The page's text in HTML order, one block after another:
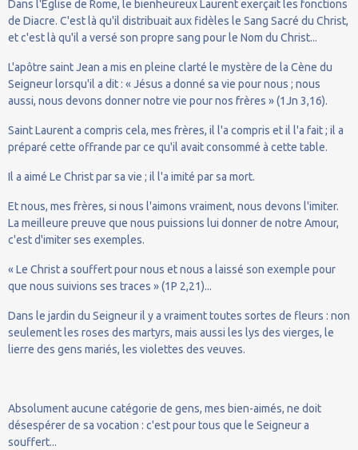
Dans l'Église de Rome, le bienheureux Laurent exerçait les fonctions
de Diacre. C'est là qu'il distribuait aux fidèles le Sang Sacré du Christ,
et c'est là qu'il a versé son propre sang pour le Nom du Christ...
L'apôtre saint Jean a mis en pleine clarté le mystère de la Cène du
Seigneur lorsqu'il a dit : « Jésus a donné sa vie pour nous ; nous
aussi, nous devons donner notre vie pour nos frères » (1Jn 3,16).
Saint Laurent a compris cela, mes frères, il l'a compris et il l'a fait ; il a
préparé cette offrande par ce qu'il avait consommé à cette table.
Il a aimé Le Christ par sa vie ; il l'a imité par sa mort.
Et nous, mes frères, si nous l'aimons vraiment, nous devons l'imiter.
La meilleure preuve que nous puissions lui donner de notre Amour,
c'est d'imiter ses exemples.
« Le Christ a souffert pour nous et nous a laissé son exemple pour
que nous suivions ses traces » (1P 2,21)...
Dans le jardin du Seigneur il y a vraiment toutes sortes de fleurs : non
seulement les roses des martyrs, mais aussi les lys des vierges, le
lierre des gens mariés, les violettes des veuves.
Absolument aucune catégorie de gens, mes bien-aimés, ne doit
désespérer de sa vocation : c'est pour tous que le Seigneur a
souffert...